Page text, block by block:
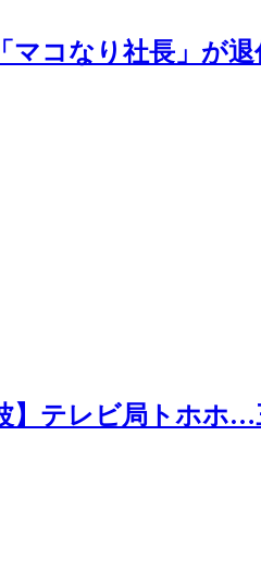
マコなり社長」が
】テレビ局トホホ